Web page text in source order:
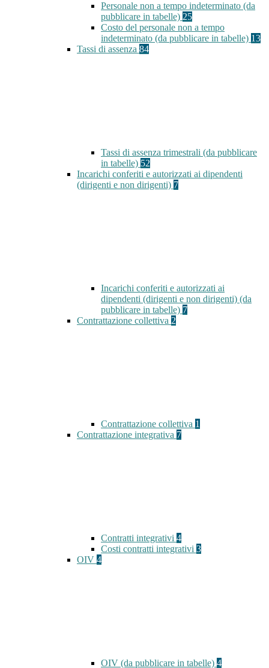
Personale non a tempo indeterminato (da
pubblicare in tabelle) 25
Costo del personale non a tempo
indeterminato (da pubblicare in tabelle) 13
Tassi di assenza 84
Tassi di assenza trimestrali (da pubblicare
in tabelle) 52
Incarichi conferiti e autorizzati ai dipendenti
(dirigenti e non dirigenti) 7
Incarichi conferiti e autorizzati ai
dipendenti (dirigenti e non dirigenti) (da
pubblicare in tabelle) 7
Contrattazione collettiva 2
Contrattazione collettiva 1
Contrattazione integrativa 7
Contratti integrativi 4
Costi contratti integrativi 3
OIV 4
OIV (da pubblicare in tabelle) 4